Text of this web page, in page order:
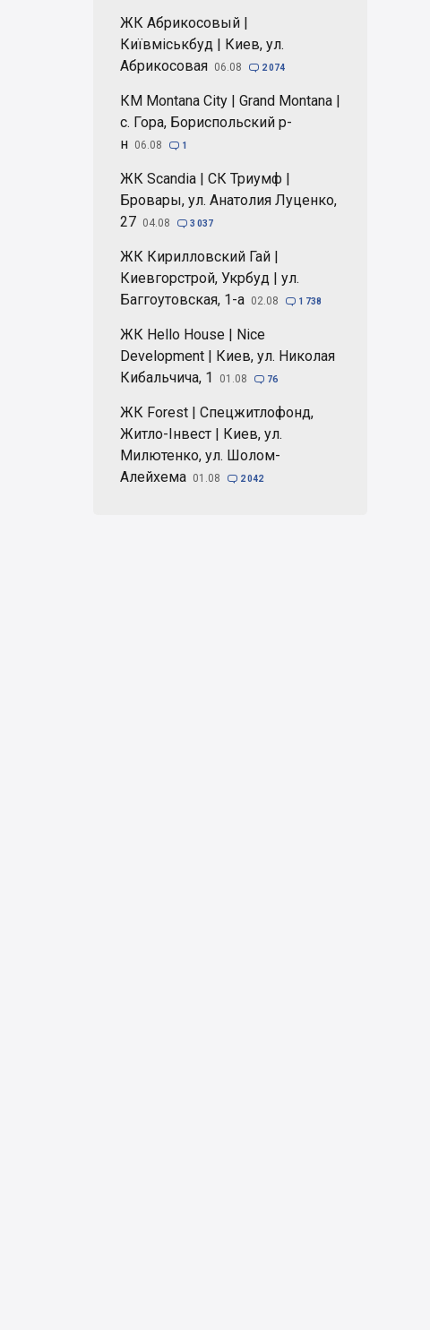
ЖК Абрикосовый |
Київміськбуд | Киев, ул.
Абрикосовая 06.08  2 074
КМ Montana City | Grand Montana |
с. Гора, Бориспольский р-
н 06.08  1
ЖК Scandia | СК Триумф |
Бровары, ул. Анатолия Луценко,
27 04.08  3 037
ЖК Кирилловский Гай |
Киевгорстрой, Укрбуд | ул.
Баггоутовская, 1-а 02.08  1 738
ЖК Hello House | Nice
Development | Киев, ул. Николая
Кибальчича, 1
01.08  76
ЖК Forest | Спецжитлофонд,
Житло-Інвест | Киев, ул.
Милютенко, ул. Шолом-
Алейхема 01.08  2 042